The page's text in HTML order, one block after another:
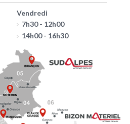
Vendredi
7h30 - 12h00
14h00 - 16h30